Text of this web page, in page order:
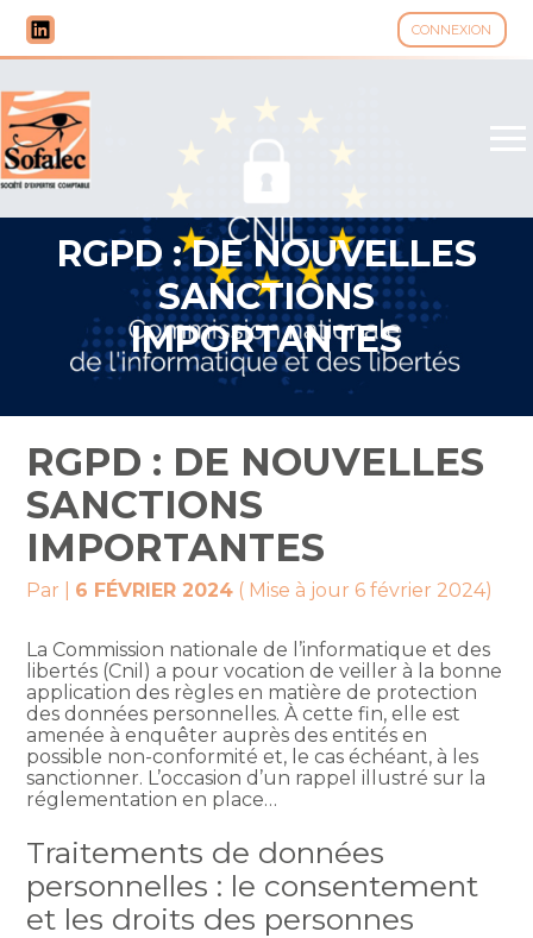
CONNEXION
Aller
au
contenu
RGPD : DE NOUVELLES
SANCTIONS
IMPORTANTES
RGPD : DE NOUVELLES
SANCTIONS
IMPORTANTES
Par 6 FÉVRIER 2024 ( Mise à jour 6 février 2024)
La Commission nationale de l’informatique et des
libertés (Cnil) a pour vocation de veiller à la bonne
application des règles en matière de protection
des données personnelles. À cette fin, elle est
amenée à enquêter auprès des entités en
possible non-conformité et, le cas échéant, à les
sanctionner. L’occasion d’un rappel illustré sur la
réglementation en place…
Traitements de données
personnelles : le consentement
et les droits des personnes